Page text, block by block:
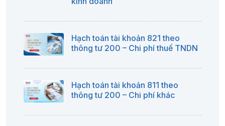
Hạch toán tài khoản 821 theo
thông tư 200 – Chi phí thuế TNDN
Hạch toán tài khoản 811 theo
thông tư 200 – Chi phí khác